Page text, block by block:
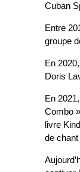
Cuban
Entre
groupe
En
Doris
En
Combo
livre
de